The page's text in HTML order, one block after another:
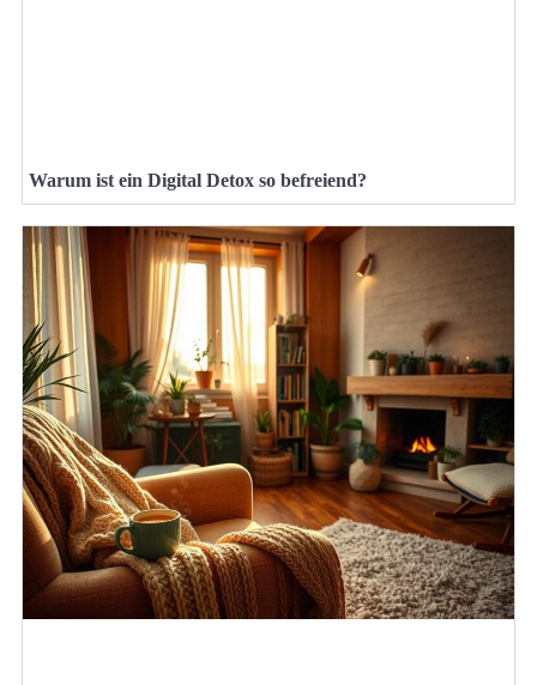
Warum ist ein Digital Detox so befreiend?